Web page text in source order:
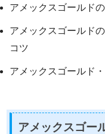
アメックスゴールド
アメックスゴールド
コツ
アメックスゴールド
アメックスゴー